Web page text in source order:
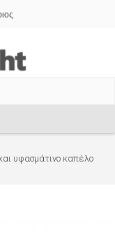
υφασμάτινο καπέλο